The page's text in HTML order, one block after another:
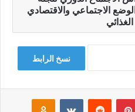
الاجتماعي والاقتصادي
نسخ الرابط
بينتيريست